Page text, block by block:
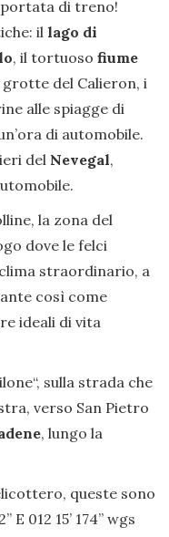
di treno!
il lago di
, il tortuoso fiume
grotte del Calieron, i
alle spiagge di
di automobile.
del Nevegal,
la zona del
dove le felci
straordinario, a
così come
ideali di vita
sulla strada che
verso San Pietro
, lungo la
queste sono
012 15’ 174’’ wgs